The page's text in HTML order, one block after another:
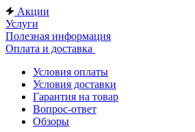
Акции
Услуги
Полезная информация
Оплата и доставка
Условия оплаты
Условия доставки
Гарантия на товар
Вопрос-ответ
Обзоры